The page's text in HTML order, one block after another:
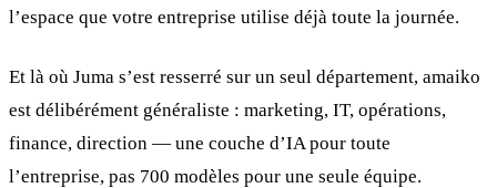
l’espace que votre entreprise utilise déjà toute la journée.
Et là où Juma s’est resserré sur un seul département, amaiko
est délibérément généraliste : marketing, IT, opérations,
finance, direction — une couche d’IA pour toute
l’entreprise, pas 700 modèles pour une seule équipe.